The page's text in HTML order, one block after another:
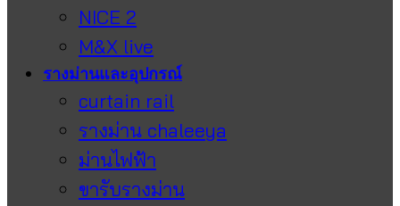
NICE 2
M&X live
รางม่านและอุปกรณ์
curtain rail
รางม่าน chaleeya
ม่านไฟฟ้า
ขารับรางม่าน